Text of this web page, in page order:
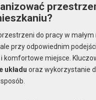
do pracy w
przy odpowiednim
komfortowe miejsce.
układu oraz wykorzystanie